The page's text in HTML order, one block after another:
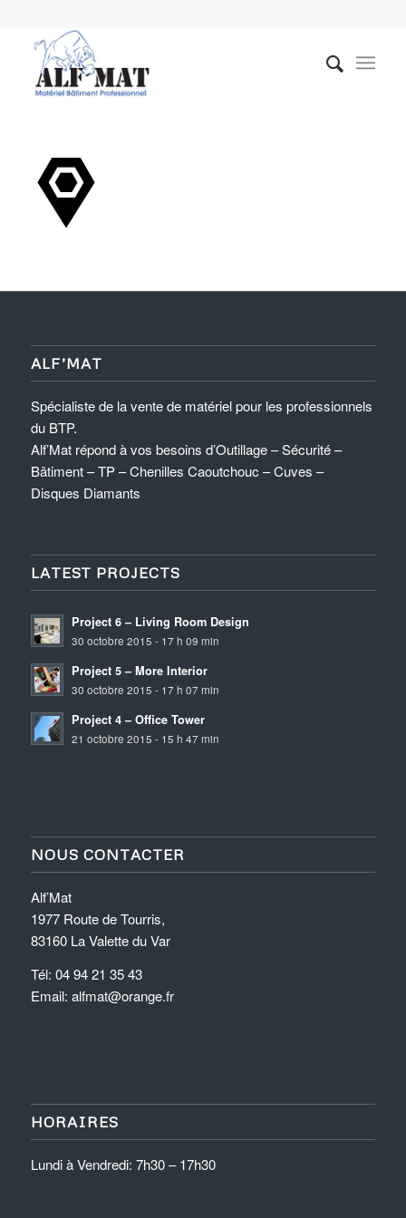
ALF’MAT
Spécialiste de la vente de matériel pour les professionnels
du BTP.
Alf’Mat répond à vos besoins d’Outillage – Sécurité –
Bâtiment – TP – Chenilles Caoutchouc – Cuves –
Disques Diamants
LATEST PROJECTS
Project 6 – Living Room Design
30 octobre 2015 - 17 h 09 min
Project 5 – More Interior
30 octobre 2015 - 17 h 07 min
Project 4 – Office Tower
21 octobre 2015 - 15 h 47 min
NOUS CONTACTER
Alf’Mat
1977 Route de Tourris,
83160 La Valette du Var
Tél: 04 94 21 35 43
Email: alfmat@orange.fr
HORAIRES
Lundi à Vendredi: 7h30 – 17h30